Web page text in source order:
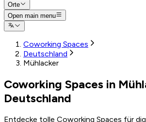
Orte
Open main menu
Coworking Spaces
Deutschland
Mühlacker
Coworking Spaces in
Deutschland
Entdecke tolle Coworking Spaces für